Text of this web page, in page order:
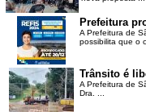
Prefeitura
A Prefeitura de
possibilita que o
Trânsito é
A Prefeitura de
Dra. ...